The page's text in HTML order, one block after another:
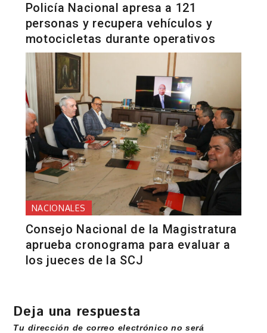
Policía Nacional apresa a 121
personas y recupera vehículos y
motocicletas durante operativos
NACIONALES
Consejo Nacional de la Magistratura
aprueba cronograma para evaluar a
los jueces de la SCJ
Deja una respuesta
Tu dirección de correo electrónico no será